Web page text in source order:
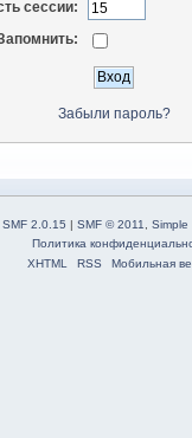
сессии:
Забыли пароль?
SMF 2.0.15 | SMF © 2011
Simple
Политика
XHTML
RSS Мобильная